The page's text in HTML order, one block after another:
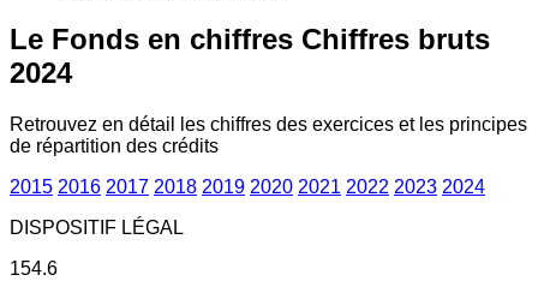
Le Fonds en chiffres Chiffres bruts
2024
Retrouvez en détail les chiffres des exercices et les principes
de répartition des crédits
2015 2016 2017 2018 2019 2020 2021 2022 2023 2024
DISPOSITIF LÉGAL
154.6